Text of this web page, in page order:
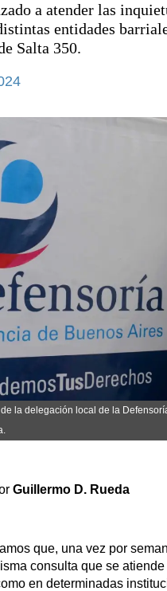
Liga
libre
Turismo
Salud
Es viral
Datos
a atender las
entidades
Salta 350.
la delegación local de la
Guillermo D. Rueda
que, una vez por
consulta que se
en determinadas